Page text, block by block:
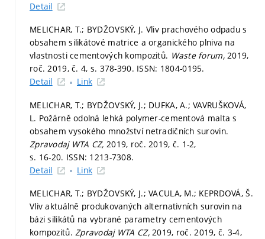
Detail
MELICHAR, T.; BYDŽOVSKÝ, J. Vliv prachového odpadu s
obsahem silikátové matrice a organického plniva na
vlastnosti cementových kompozitů. Waste forum,2019,
roč. 2019, č. 4, s. 378-390. ISSN: 1804-0195.
Detail
Link
MELICHAR, T.; BYDŽOVSKÝ, J.; DUFKA, A.; VAVRUŠKOVÁ,
L. Požárně odolná lehká polymer-cementová malta s
obsahem vysokého množství netradičních surovin.
Zpravodaj WTA CZ,2019, roč. 2019, č. 1-2,
s. 16-20. ISSN: 1213-7308.
Detail
Link
MELICHAR, T.; BYDŽOVSKÝ, J.; VACULA, M.; KEPRDOVÁ, Š.
Vliv aktuálně produkovaných alternativních surovin na
bázi silikátů na vybrané parametry cementových
kompozitů.Zpravodaj WTA CZ,2019, roč. 2019, č. 3-4,